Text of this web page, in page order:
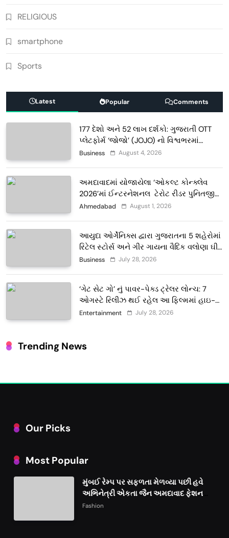
RELIGIOUS
smartphone
Sports
Latest Popular Comments
177 દેશો અને 52 લાખ દર્શકો: ગુજરાતી OTT
પ્લેટફોર્મ ‘જોજો’ (JOJO) નો વિશ્વભરમાં
દબદબો
Business August 4, 2026
અમદાવાદમાં યોજાયેલા ‘ઓકલ્ટ કોન્ક્લેવ
2026’માં ઈન્ટરનેશનલ ટેરોટ રીડર પુનિતજી
લુલ્લા એ ટેરોટ કાર્ડ રીડિંગ અંગે માહિતી આપી
Ahmedabad August 1, 2026
આયુદા ઓર્ગેનિક્સ દ્વારા ગુજરાતના 5 શહેરોમાં
રિટેલ સ્ટોર્સ અને ગીર ગાયના વૈદિક વલોણા ઘી-
દૂધની શુદ્ધ સેવાઓ સાથે વ્યાપક વિસ્તરણ
Business July 28, 2026
‘ગેટ સેટ ગો’ નું પાવર-પેક્ડ ટ્રેલર લોન્ચ: 7
ઓગસ્ટે રિલીઝ થઈ રહેલ આ ફિલ્મમાં હાઇ-
ટેક VFX જોવા મળશે
Entertainment July 28, 2026
Trending News
Our Picks
Most Popular
મુંબઈ રેમ્પ પર સફળતા મેળવ્યા પછી હવે
અભિનેત્રી એકતા જૈન અમદાવાદ ફેશન
વીકમાં પોતાની પ્રતિભા પ્રદર્શિત કરશે
Fashion